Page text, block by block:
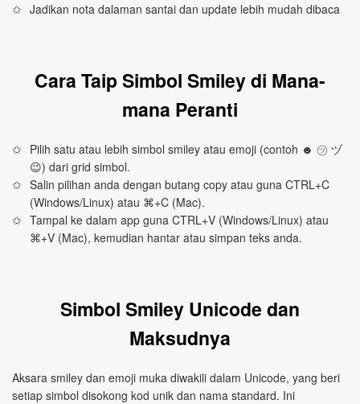
Jadikan nota dalaman santai dan update lebih mudah dibaca
Cara Taip Simbol Smiley di Mana-
mana Peranti
Pilih satu atau lebih simbol smiley atau emoji (contoh ☻ ㋡ ヅ
😉) dari grid simbol.
Salin pilihan anda dengan butang copy atau guna CTRL+C
(Windows/Linux) atau ⌘+C (Mac).
Tampal ke dalam app guna CTRL+V (Windows/Linux) atau
⌘+V (Mac), kemudian hantar atau simpan teks anda.
Simbol Smiley Unicode dan
Maksudnya
Aksara smiley dan emoji muka diwakili dalam Unicode, yang beri
setiap simbol disokong kod unik dan nama standard. Ini